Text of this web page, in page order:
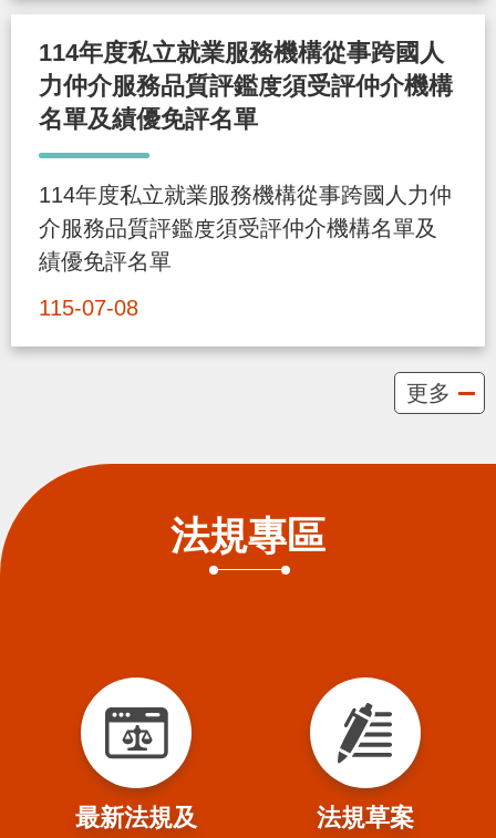
政
府
網
站
資
料
開
舉
114年度私立就業服務機構從事跨國人
力仲介服務品質評鑑度須受評仲介機構
名單及績優免評名單
115-07-08
114年度私立就業服務機構從事跨國人力仲
介服務品質評鑑度須受評仲介機構名單及
績優免評名單
更多
法規專區
最新法規及
法規草案